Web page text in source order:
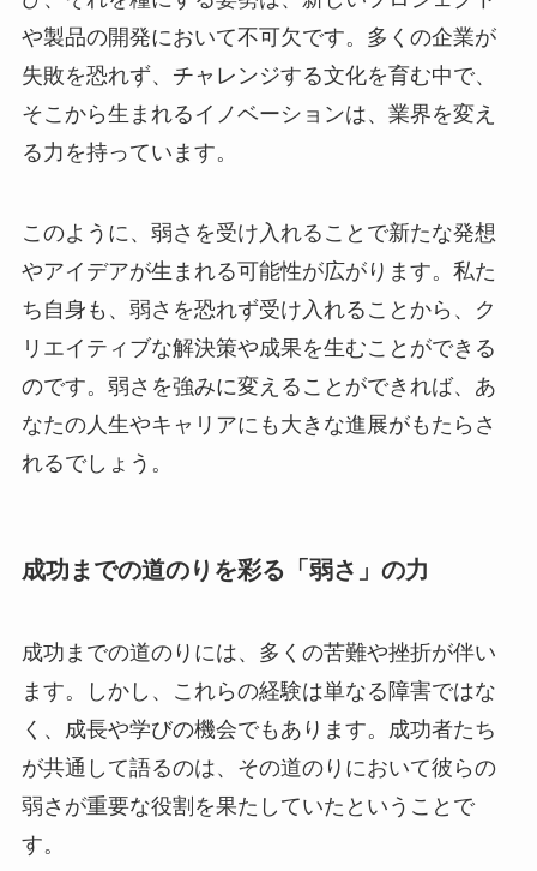
や製品の開発において不可欠です。多くの企業が
失敗を恐れず、チャレンジする文化を育む中で、
そこから生まれるイノベーションは、業界を変え
る力を持っています。
このように、弱さを受け入れることで新たな発想
やアイデアが生まれる可能性が広がります。私た
ち自身も、弱さを恐れず受け入れることから、ク
リエイティブな解決策や成果を生むことができる
のです。弱さを強みに変えることができれば、あ
なたの人生やキャリアにも大きな進展がもたらさ
れるでしょう。
成功までの道のりを彩る「弱さ」の力
成功までの道のりには、多くの苦難や挫折が伴い
ます。しかし、これらの経験は単なる障害ではな
く、成長や学びの機会でもあります。成功者たち
が共通して語るのは、その道のりにおいて彼らの
弱さが重要な役割を果たしていたということで
す。